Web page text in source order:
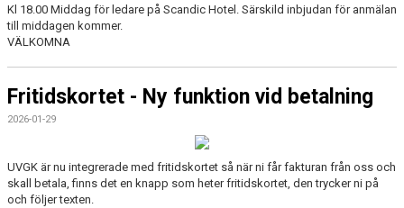
Kl 18.00 Middag för ledare på Scandic Hotel. Särskild inbjudan för anmälan
till middagen kommer.
VÄLKOMNA
Fritidskortet - Ny funktion vid betalning
2026-01-29
UVGK är nu integrerade med fritidskortet så när ni får fakturan från oss och
skall betala, finns det en knapp som heter fritidskortet, den trycker ni på
och följer texten.